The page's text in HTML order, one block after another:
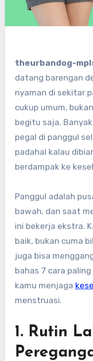
theurbandog-
datang barengan
nyaman di sekitar
cukup umum,
begitu saja.
pegal di panggul
padahal kalau
berdampak ke
Panggul adalah
bawah, dan saat
ini bekerja ekstra.
baik, bukan cuma
juga bisa
bahas 7 cara
kamu menjaga
menstruasi.
1. Rutin